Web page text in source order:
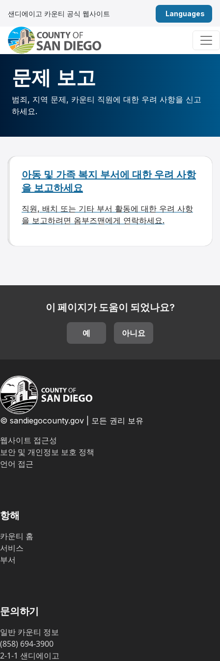
샌디에이고 카운티 공식 웹사이트
메인 네비게이션
문제 보고
범죄, 지역 문제, 카운티 직원에 대한 우려 사항을 신고
하세요.
아동 및 가족 복지 부서에 대한 우려 사항
을 보고하세요
직원, 배치 또는 기타 부서 활동에 대한 우려 사항
을 보고하려면 옴부즈맨에게 연락하세요.
이 페이지가 도움이 되었나요?
예 아니요
© sandiegocounty.gov | 모든 권리 보유
웹사이트 접근성
보안 및 개인정보 보호 정책
언어 접근
항해
카운티 홈
서비스
부서
문의하기
일반 카운티 정보
(858) 694-3900
2-1-1 샌디에이고